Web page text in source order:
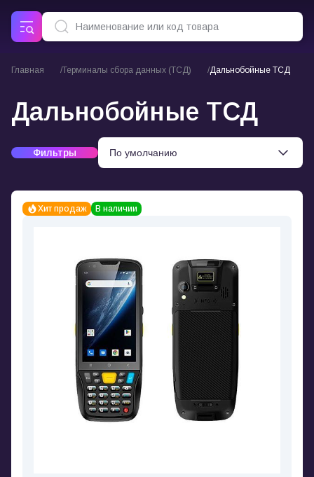
Главная Терминалы сбора данных (ТСД) Дальнобойные ТСД
Дальнобойные ТСД
Фильтры
Хит продаж В наличии